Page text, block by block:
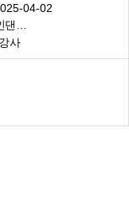
04-02
사